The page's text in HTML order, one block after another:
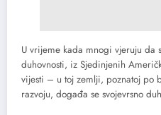
U vrijeme kada mnogi vjeruju da
duhovnosti, iz Sjedinjenih
vijesti – u toj zemlji, poznatoj po
razvoju, događa se svojevrsno